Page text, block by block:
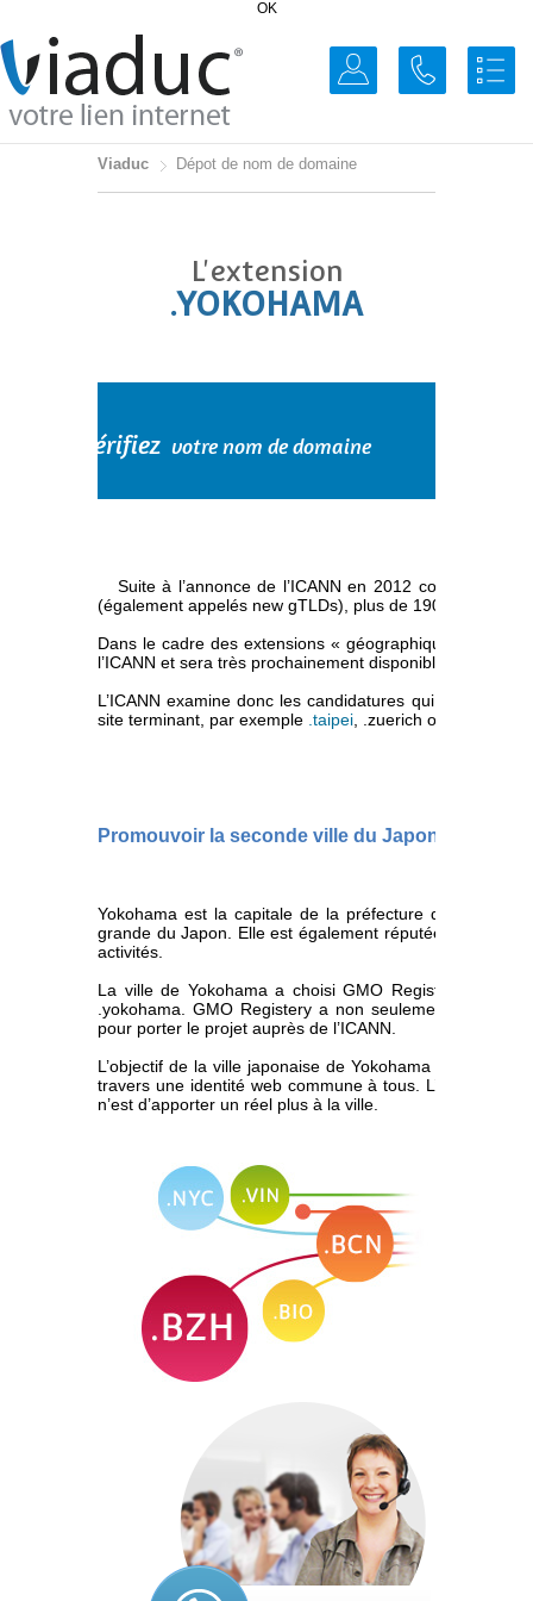
OK
Viaduc Dépot de nom de domaine
L'extension
.YOKOHAMA
Vérifiez votre nom de domaine
Suite à l’annonce de l’ICANN en 2012 concernant
(également appelés new gTLDs), plus de 1900 dossiers
Dans le cadre des extensions « géographiques », le
l’ICANN et sera très prochainement disponible à la
L’ICANN examine donc les candidatures qui auront la
site terminant, par exemple .taipei , .zuerich ou .wales.
Promouvoir la seconde ville du Japon avec le
Yokohama est la capitale de la préfecture de
grande du Japon. Elle est également réputée pour son
activités.
La ville de Yokohama a choisi GMO Registery pour
.yokohama. GMO Registery a non seulement été
pour porter le projet auprès de l’ICANN.
L’objectif de la ville japonaise de Yokohama en
travers une identité web commune à tous. L’extension
n’est d’apporter un réel plus à la ville.